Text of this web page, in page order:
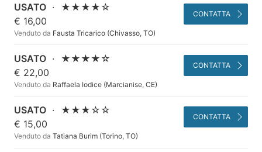
USATO ·
★★★★☆
€ 16,00
Venduto da Fausta Tricarico (Chivasso, TO)
CONTATTA
USATO ·
★★★★☆
€ 22,00
Venduto da Raffaela Iodice (Marcianise, CE)
CONTATTA
USATO ·
★★★☆☆
€ 15,00
Venduto da Tatiana Burim (Torino, TO)
CONTATTA